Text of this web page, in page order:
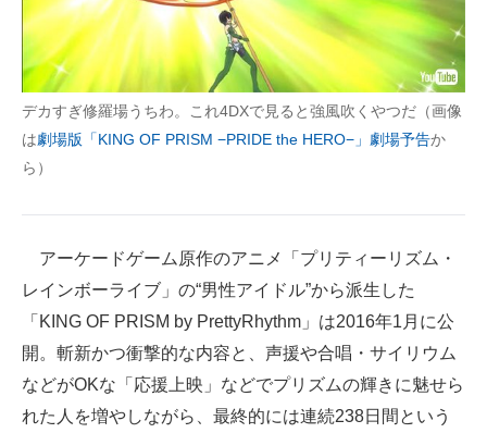
デカすぎ修羅場うちわ。これ4DXで見ると強風吹くやつだ（画像
は劇場版「KING OF PRISM −PRIDE the HERO−」劇場予告か
ら）
アーケードゲーム原作のアニメ「プリティーリズム・
レインボーライブ」の“男性アイドル”から派生した
「KING OF PRISM by PrettyRhythm」は2016年1月に公
開。斬新かつ衝撃的な内容と、声援や合唱・サイリウム
などがOKな「応援上映」などでプリズムの輝きに魅せら
れた人を増やしながら、最終的には連続238日間という